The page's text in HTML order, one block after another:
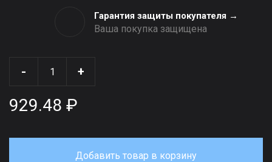
Гарантия защиты покупателя →
Ваша покупка защищена
- +
929.48 ₽
Добавить товар в корзину